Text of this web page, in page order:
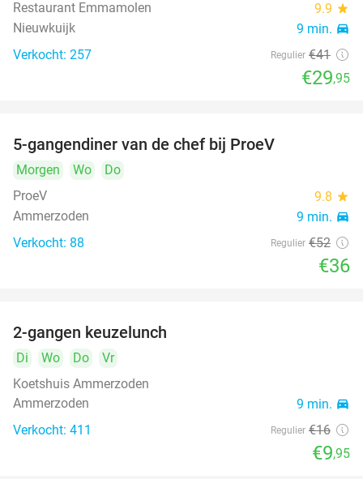
Restaurant Emmamolen 9.9 star
Nieuwkuijk 9 min. directions_car
Verkocht: 257 Regulier €41
€29,95
5-gangendiner van de chef bij ProeV
Morgen Wo
Do
ProeV
9.8 star
Ammerzoden 9 min. directions_car
Verkocht: 88 Regulier €52
€36
2-gangen keuzelunch
Di Wo Do
Vr
Koetshuis Ammerzoden
Ammerzoden
9 min. directions_car
Verkocht: 411 Regulier €16
€9,95